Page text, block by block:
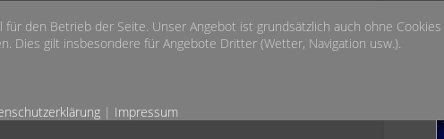
den Betrieb der Seite. Unser Angebot ist grundsätzlich auch ohne
Dies gilt insbesondere für Angebote Dritter (Wetter, Navigation usw.).
| Impressum